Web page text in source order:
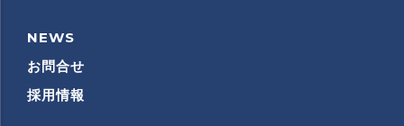
RECRUITMENT
NEWS
お問合せ
採用情報